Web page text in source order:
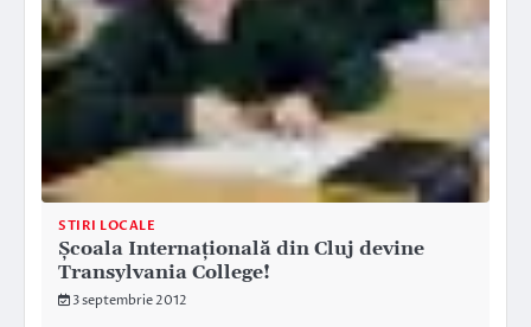
STIRI LOCALE
Şcoala Internaţională din Cluj devine
Transylvania College!
3 septembrie 2012